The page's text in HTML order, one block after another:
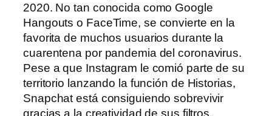
2020. No tan conocida como Google
Hangouts o FaceTime, se convierte en la
favorita de muchos usuarios durante la
cuarentena por pandemia del coronavirus.
Pese a que Instagram le comió parte de su
territorio lanzando la función de Historias,
Snapchat está consiguiendo sobrevivir
gracias a la creatividad de sus filtros.